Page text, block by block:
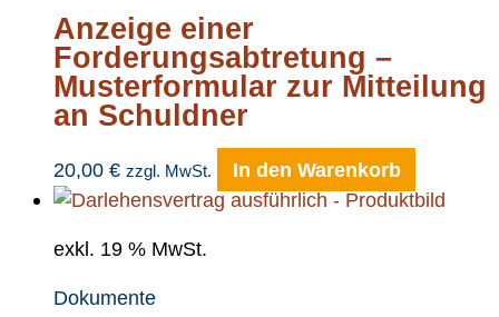
Anzeige einer
Forderungsabtretung –
Musterformular zur Mitteilung
an Schuldner
20,00 € zzgl. MwSt. In den Warenkorb
exkl. 19 % MwSt.
Dokumente